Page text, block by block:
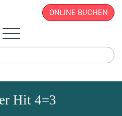
ONLINE BUCHEN
Hit 4=3